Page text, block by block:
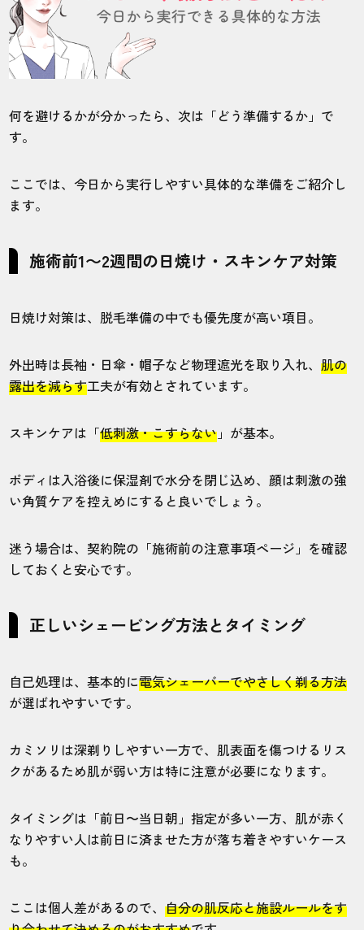
何を避けるかが分かったら、次は「どう準備するか」で
す。
ここでは、今日から実行しやすい具体的な準備をご紹介し
ます。
施術前1〜2週間の日焼け・スキンケア対策
日焼け対策は、脱毛準備の中でも優先度が高い項目。
外出時は長袖・日傘・帽子など物理遮光を取り入れ、肌の
露出を減らす工夫が有効とされています。
スキンケアは「低刺激・こすらない 」が基本。
ボディは入浴後に保湿剤で水分を閉じ込め、顔は刺激の強
い角質ケアを控えめにすると良いでしょう。
迷う場合は、契約院の「施術前の注意事項ページ」を確認
しておくと安心です。
正しいシェービング方法とタイミング
自己処理は、基本的に電気シェーバーでやさしく剃る方法
が選ばれやすいです。
カミソリは深剃りしやすい一方で、肌表面を傷つけるリス
クがあるため肌が弱い方は特に注意が必要になります。
タイミングは「前日〜当日朝」指定が多い一方、肌が赤く
なりやすい人は前日に済ませた方が落ち着きやすいケース
も。
ここは個人差があるので、自分の肌反応と施設ルールをす